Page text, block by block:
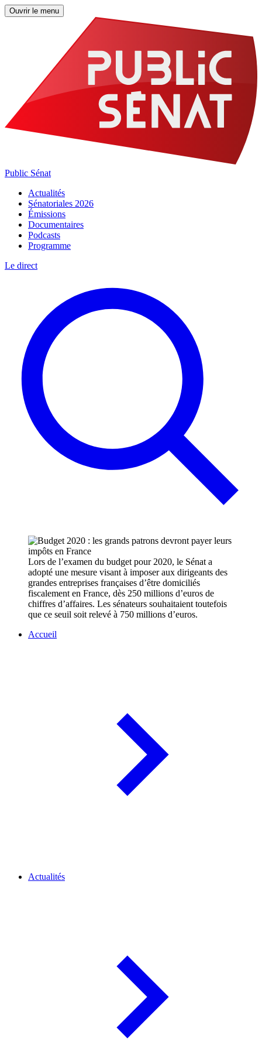
Ouvrir le menu
Public Sénat
Actualités
Sénatoriales 2026
Émissions
Documentaires
Podcasts
Programme
Le direct
Lors de l’examen du budget pour 2020, le Sénat a
adopté une mesure visant à imposer aux dirigeants des
grandes entreprises françaises d’être domiciliés
fiscalement en France, dès 250 millions d’euros de
chiffres d’affaires. Les sénateurs souhaitaient toutefois
que ce seuil soit relevé à 750 millions d’euros.
Accueil
Actualités